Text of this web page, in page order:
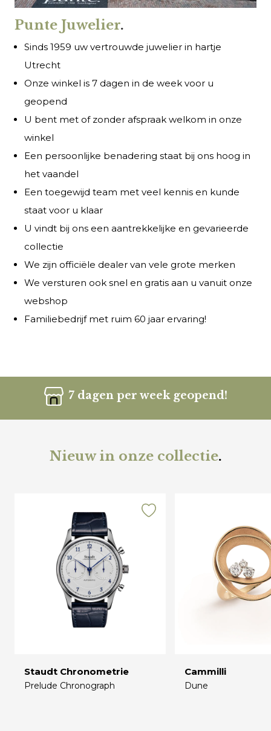
Punte Juwelier.
Sinds 1959 uw vertrouwde juwelier in hartje
Utrecht
Onze winkel is 7 dagen in de week voor u
geopend
U bent met of zonder afspraak welkom in onze
winkel
Een persoonlijke benadering staat bij ons hoog in
het vaandel
Een toegewijd team met veel kennis en kunde
staat voor u klaar
U vindt bij ons een aantrekkelijke en gevarieerde
collectie
We zijn officiële dealer van vele grote merken
We versturen ook snel en gratis aan u vanuit onze
webshop
Familiebedrijf met ruim 60 jaar ervaring!
7 dagen per week geopend!
Nieuw in onze collectie.
Staudt Chronometrie
Prelude Chronograph
Cammilli
Dune